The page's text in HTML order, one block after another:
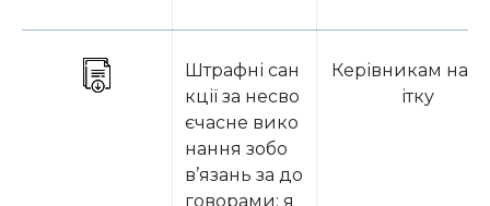
Штрафні сан
кції за несво
єчасне вико
нання зобо
в’язань за до
говорами: я
Керівникам на
ітку